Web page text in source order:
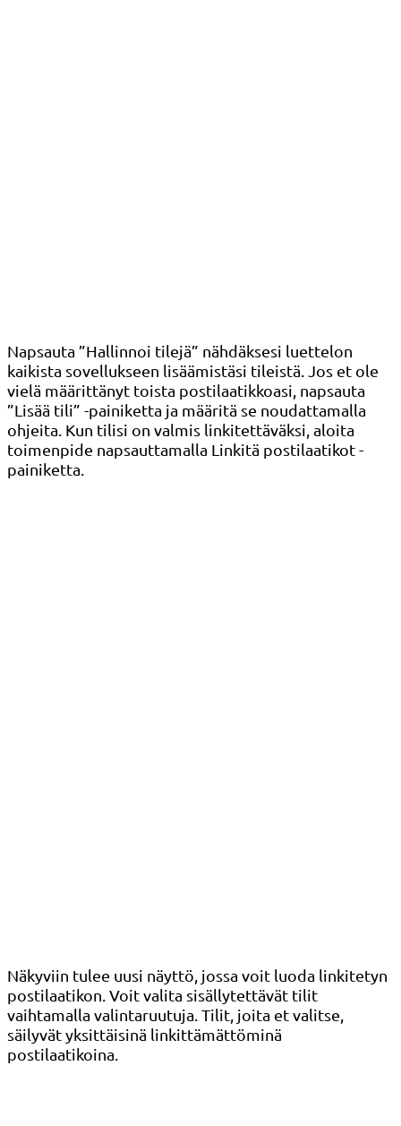
Napsauta ”Hallinnoi tilejä” nähdäksesi luettelon
kaikista sovellukseen lisäämistäsi tileistä. Jos et ole
vielä määrittänyt toista postilaatikkoasi, napsauta
”Lisää tili” -painiketta ja määritä se noudattamalla
ohjeita. Kun tilisi on valmis linkitettäväksi, aloita
toimenpide napsauttamalla Linkitä postilaatikot -
painiketta.
Näkyviin tulee uusi näyttö, jossa voit luoda linkitetyn
postilaatikon. Voit valita sisällytettävät tilit
vaihtamalla valintaruutuja. Tilit, joita et valitse,
säilyvät yksittäisinä linkittämättöminä
postilaatikoina.